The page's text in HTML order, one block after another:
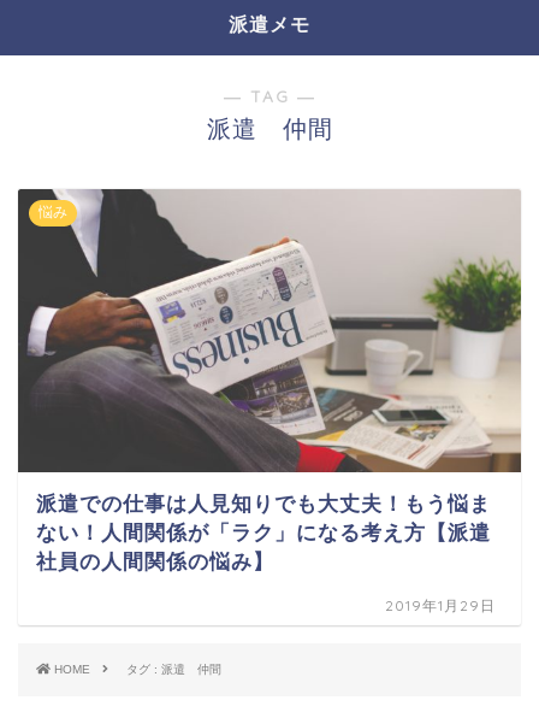
派遣メモ
― TAG ―
派遣 仲間
悩み
派遣での仕事は人見知りでも大丈夫！もう悩ま
ない！人間関係が「ラク」になる考え方【派遣
社員の人間関係の悩み】
2019年1月29日
HOME タグ : 派遣 仲間